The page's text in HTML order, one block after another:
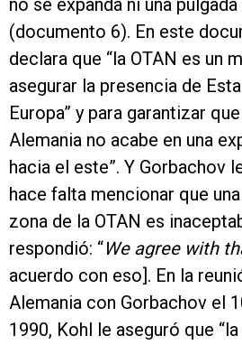
no se expanda ni una
(documento 6). En este
declara que “la OTAN es un
asegurar la presencia de
Europa” y para garantizar
Alemania no acabe en una
hacia el este”. Y Gorbachov
hace falta mencionar que
zona de la OTAN es
respondió: “We agree with
acuerdo con eso]. En la
Alemania con Gorbachov el
1990, Kohl le aseguró que